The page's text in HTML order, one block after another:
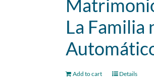
La Familia
Add to cart Details